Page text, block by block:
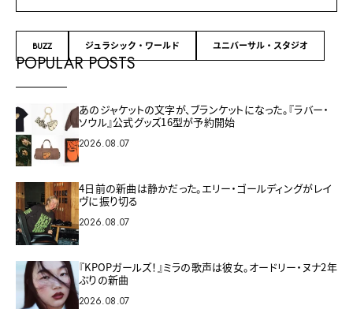
BUZZ ジュラシック・ワールド ユニバーサル・スタジオ
POPULAR POSTS
あのジャケットの文字が、ブランケットになった。『ラバー・
ソウル』公式グッズ16型が予約開始
2026.08.07
4日前の新曲は静かだった。エリー・ゴールディングがレイ
ヴに振り切る
2026.08.07
『KPOPガールズ！』ミラの歌声は彼女。オードリー・ヌナ2年
ぶりの新曲
2026.08.07